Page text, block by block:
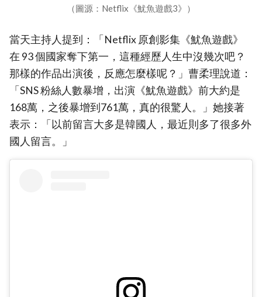
（圖源：Netflix《魷魚遊戲3》）
當天主持人提到：「Netflix 原創影集《魷魚遊戲》
在 93 個國家奪下第一，這種經歷人生中沒幾次吧？
那樣的作品出演後，反應怎麼樣呢？」曹柔理說道：
「SNS 粉絲人數暴增，出演《魷魚遊戲》前大約是
168萬，之後暴增到761萬，真的很驚人。」她接著
表示：「以前留言大多是韓國人，最近則多了很多外
國人留言。」